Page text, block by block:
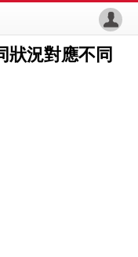
狀況對應不同